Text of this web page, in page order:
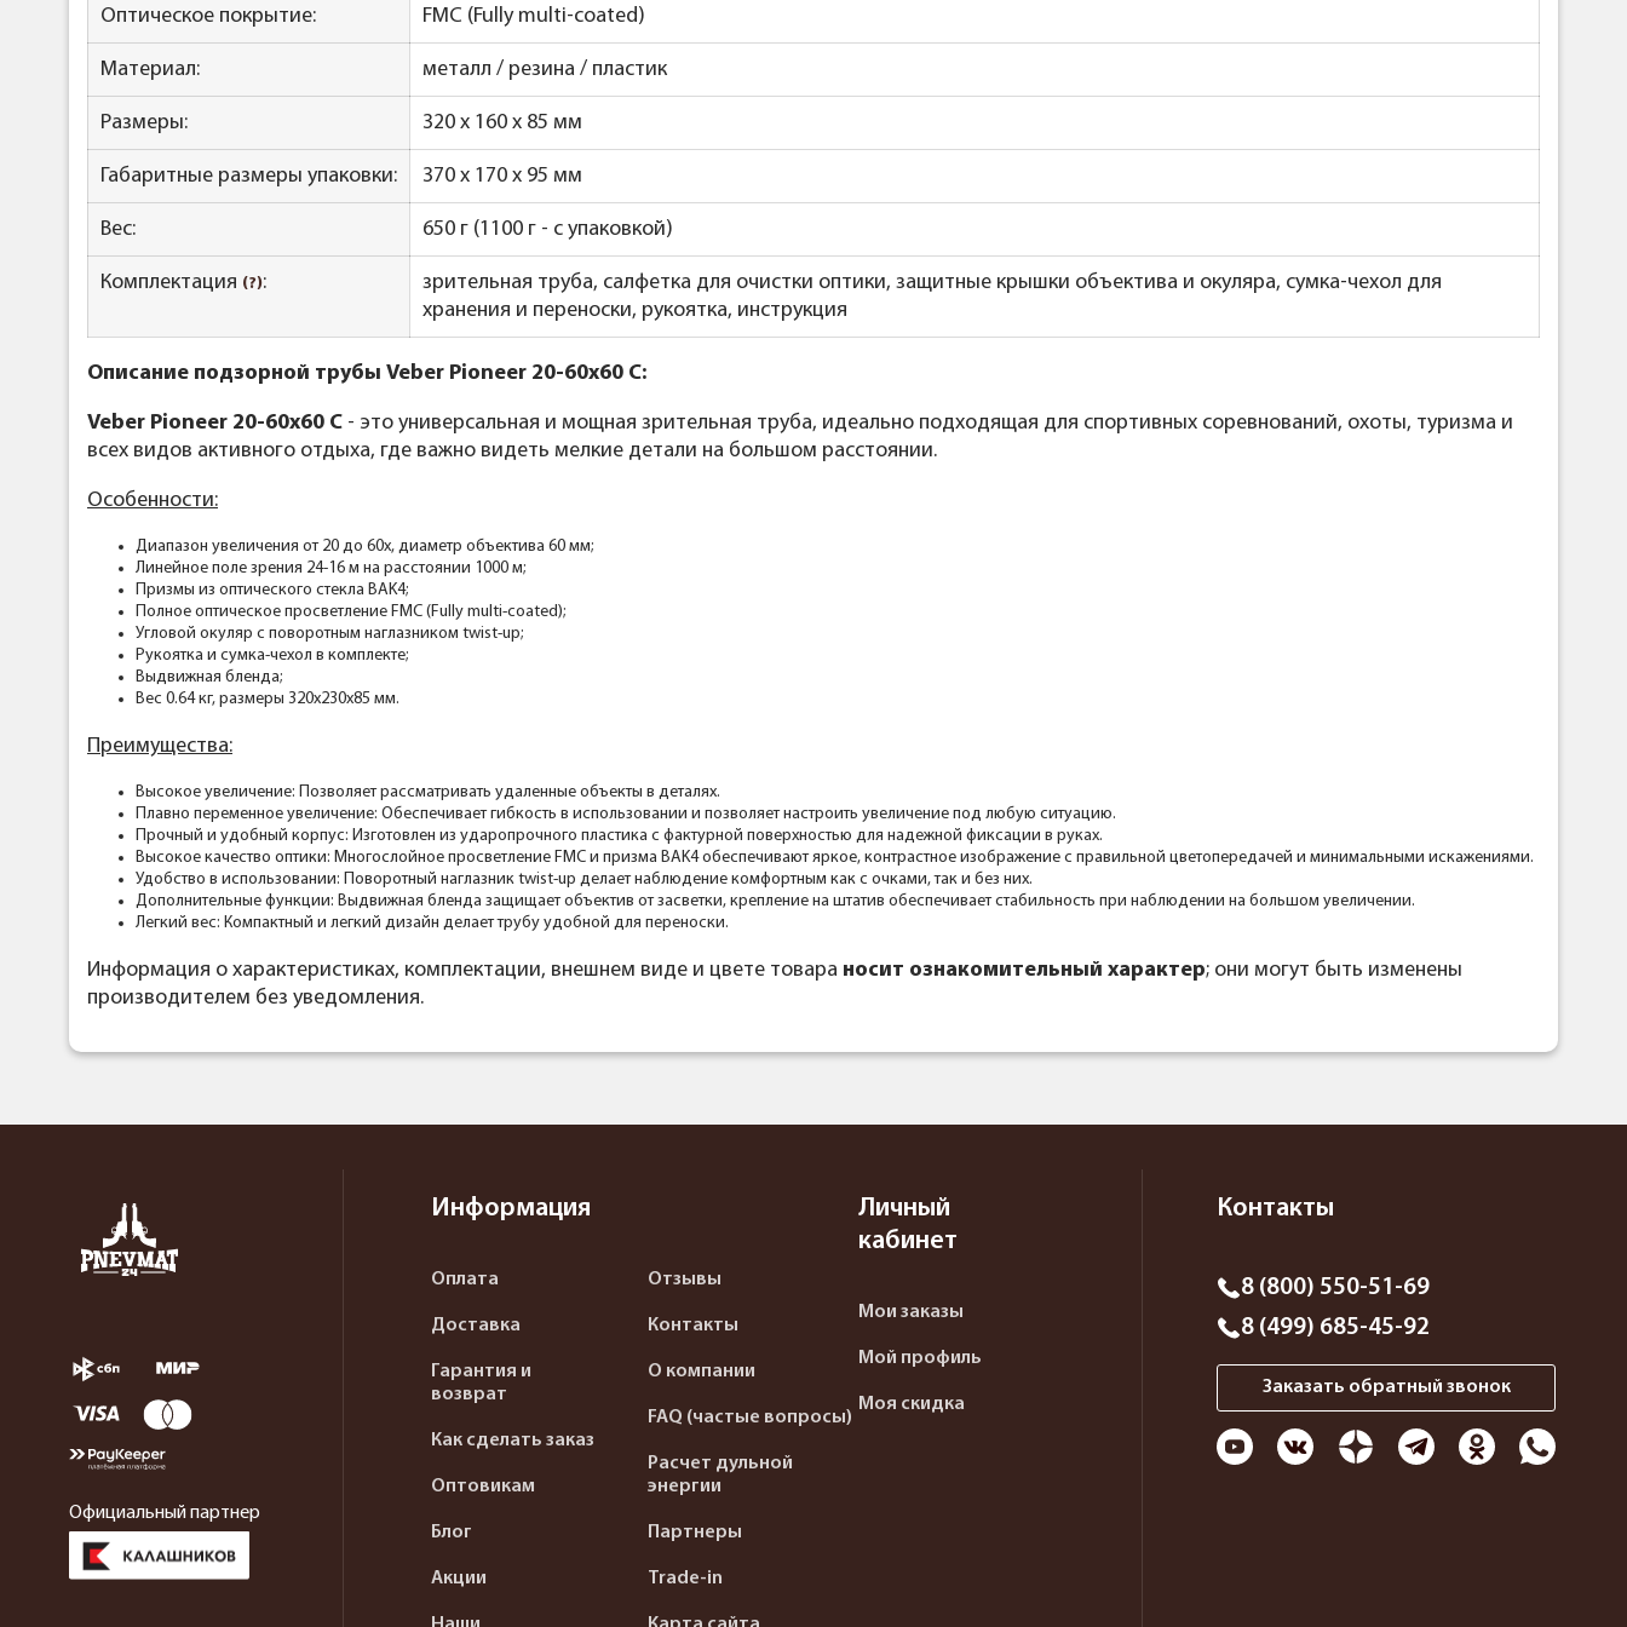
Оптическое покрытие: FMC (Fully multi-coated)
Материал: металл / резина / пластик
Размеры: 320 x 160 x 85 мм
Габаритные размеры упаковки: 370 х 170 х 95 мм
Вес: 650 г (1100 г - с упаковкой)
Комплектация (?):
зрительная труба, салфетка для очистки оптики, защитные крышки объектива и окуляра, сумка-чехол для
хранения и переноски, рукоятка, инструкция
Описание подзорной трубы Veber Pioneer 20-60x60 C:
Veber Pioneer 20-60x60 C - это универсальная и мощная зрительная труба, идеально подходящая для спортивных соревнований, охоты, туризма и
всех видов активного отдыха, где важно видеть мелкие детали на большом расстоянии.
Особенности:
Диапазон увеличения от 20 до 60х, диаметр объектива 60 мм;
Линейное поле зрения 24-16 м на расстоянии 1000 м;
Призмы из оптического стекла BAK4;
Полное оптическое просветление FMC (Fully multi-coated);
Угловой окуляр с поворотным наглазником twist-up;
Рукоятка и сумка-чехол в комплекте;
Выдвижная бленда;
Вес 0.64 кг, размеры 320х230х85 мм.
Преимущества:
Высокое увеличение: Позволяет рассматривать удаленные объекты в деталях.
Плавно переменное увеличение: Обеспечивает гибкость в использовании и позволяет настроить увеличение под любую ситуацию.
Прочный и удобный корпус: Изготовлен из ударопрочного пластика с фактурной поверхностью для надежной фиксации в руках.
Высокое качество оптики: Многослойное просветление FMC и призма BAK4 обеспечивают яркое, контрастное изображение с правильной цветопередачей и минимальными искажениями.
Удобство в использовании: Поворотный наглазник twist-up делает наблюдение комфортным как с очками, так и без них.
Дополнительные функции: Выдвижная бленда защищает объектив от засветки, крепление на штатив обеспечивает стабильность при наблюдении на большом увеличении.
Легкий вес: Компактный и легкий дизайн делает трубу удобной для переноски.
Информация о характеристиках, комплектации, внешнем виде и цвете товара носит ознакомительный характер; они могут быть изменены
производителем без уведомления.
Официальный партнер
Информация
Оплата
Доставка
Гарантия и
возврат
Как сделать заказ
Оптовикам
Блог
Акции
Отзывы
Контакты
О компании
FAQ (частые вопросы)
Расчет дульной
энергии
Партнеры
Trade-in
Личный
кабинет
Мои заказы
Мой профиль
Моя скидка
Контакты
8 (800) 550-51-69
8 (499) 685-45-92
Заказать обратный звонок